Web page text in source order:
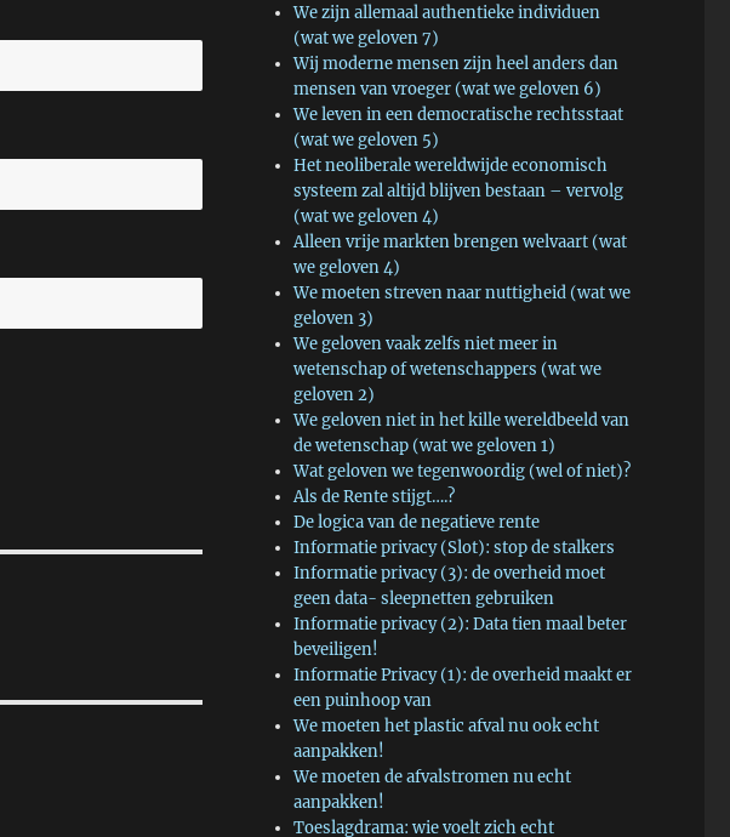
We zijn allemaal authentieke individuen
(wat we geloven 7)
Wij moderne mensen zijn heel anders dan
mensen van vroeger (wat we geloven 6)
We leven in een democratische rechtsstaat
(wat we geloven 5)
Het neoliberale wereldwijde economisch
systeem zal altijd blijven bestaan – vervolg
(wat we geloven 4)
Alleen vrije markten brengen welvaart (wat
we geloven 4)
We moeten streven naar nuttigheid (wat we
geloven 3)
We geloven vaak zelfs niet meer in
wetenschap of wetenschappers (wat we
geloven 2)
We geloven niet in het kille wereldbeeld van
de wetenschap (wat we geloven 1)
Wat geloven we tegenwoordig (wel of niet)?
Als de Rente stijgt….?
De logica van de negatieve rente
Informatie privacy (Slot): stop de stalkers
Informatie privacy (3): de overheid moet
geen data- sleepnetten gebruiken
Informatie privacy (2): Data tien maal beter
beveiligen!
Informatie Privacy (1): de overheid maakt er
een puinhoop van
We moeten het plastic afval nu ook echt
aanpakken!
We moeten de afvalstromen nu echt
aanpakken!
Toeslagdrama: wie voelt zich echt